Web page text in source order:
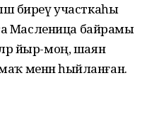
биреү участкаһы
Масленица байрамы
йыр-моң, шаян
менән һыйланған.